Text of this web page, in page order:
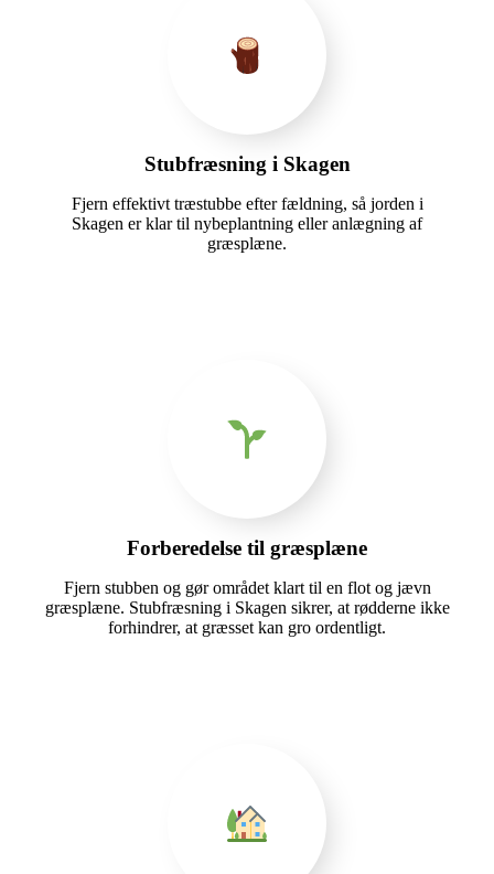
Stubfræsning i Skagen
Fjern effektivt træstubbe efter fældning, så jorden i
Skagen er klar til nybeplantning eller anlægning af
græsplæne.
Forberedelse til græsplæne
Fjern stubben og gør området klart til en flot og jævn
græsplæne. Stubfræsning i Skagen sikrer, at rødderne ikke
forhindrer, at græsset kan gro ordentligt.